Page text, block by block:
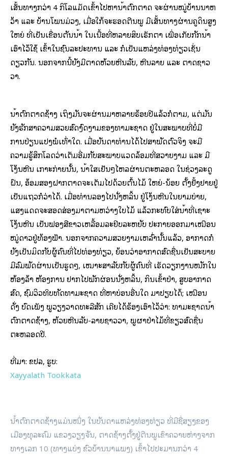
ເສັ້ນທາງກວ່າ 4 ກິໂລແມັດເຂົ້າໄປຫານ້ຳຕົກຕາດ ຈະຜ່ານໝູ່ບ້ານນາຫ
ວ້າ ແລະ ບ້ານໂພນມ່ວງ, ເມື່ອໃກ້ຈະຮອດຕີນພູ ມີເສັ້ນທາງຜ່ານຄູດິນສູງ
ໃຫຍ່ ທີ່ເປັນເຂື່ອນຕັນນ້ຳ ໃນເນື້ອທີ່ຫລາຍສິບເຮັກຕາ ເພື່ອເກັບກັກນ້ຳ
ເອົາໄວ້ໃຊ້ ເຂົ້າໃນຊົນລະປະທານ ແລະ ກໍເປັນແຫລ່ງທ່ອງທ່ຽວເຊັ່ນ
ດຽວກັນ. ນອກຈາກ​ນີ້ຍັງ​ມີຕາດຫ້ວຍຫີນລັບ, ຫີນລາຍ ແລະ ຕາດຊາວ
ວາ.
ນ້ຳຕົກຕາດຊ້າງ ເຖິງມັນຈະຜ່ານມາຫລາຍຮ້ອຍປີແລ້ວກໍຕາມ, ແຕ່ມັນ
ຍັງຮັກສາຄວາມສວຍສົດງົດງາມຂອງທຳມະຊາດ ຢູ່ໃນສະພາບທີ່ບໍ່ມີ
ການປ່ຽນແປງພໍເທົ່າໃດ. ເມື່ອບັນດາທ່ານໄດ້ໄປສຳພັດຕົວຈິງ ຈະມີ
ຄວາມຮູ້ສຶກໂລດວ່າເຕັມອີ່ມກັບສະພາບແວດລ້ອມທີ່​ສວາຍ​ງາມ ​ແລະ ມີ
ໂງ້ນຫີນ ເກາະກ່າຍນັ້ນ, ນ້ຳໃສເຢັນໆໄຫລຜ່ານຕະຫລອດ ໃນຊ່ວງລະດູ
ຝົນ, ອ້ອມສອງຝາກຕາດຈະເຕັມໄປດ້ວຍຕົ້ນໄມ້ ໃຫຍ່-ນ້ອຍ ຕັ້ງຢັ້ງຢາຍຢູ່
ເປັນແຖວກໍວ່າໄດ້. ເມື່ອທ່ານລອງໄປນັ່ງຫລິ້ນ ຢູ່ໂງ້ນຫີນໃນຍາມບ່າຍ,
ແສງແດດຈະສອດສ່ອງມາຕາມຫວ່າງໃບໄມ້​ ແລ້ວກະທົບໃສ່ນ້ຳທີ່ເຊາະ
ໂງ້ນຫີນ ເປັນຟອງສີຂາວເຫລື້ອມລະຢິບລະຫຍັບ ປະກາຍອອກມາເໝືອນ
ໝູ່ດາວຢູ່ທ້ອງຟ້າ. ນອກຈາກຄວາມສວຍງາມ​ເຫລົ່າ​ນັ້ນແລ້ວ, ອາກາດກໍ
ຍັງເປັນມິດກັບຜູ້ຄົນທີ່ໄປທ່ອງທ່ຽວ, ຍ້ອນວ່າອາກາດສົດຊື່ນເຢັນສະບາຍ
ມີລົມພັດຜ່ານເປັນຮູດໆ, ເໝາະສຳລັບກັບຜູ້ຄົນທີ່ ເຮັດວຽກງານໜັກໃນ
ຫ້ອງລ້າ ຫ້ອງການ ຢາກໄປພັກຜ່ອນນັ່ງຫລິ້ນ, ກິນເຂົ້າປ່າ, ສູບອາກາດ
ສົດ, ຊົມວິວທິບທັດທຳມະຊາດ ທີ່ຫາບ່ອນອື່ນໃດ ມາປຽບໄດ້; ເໝືອນ
ດັ່ງ ບົດເພັງ ພູວຽງວາດທະລີສັກ ເຄີຍໄດ້ຮ້ອງເອົາໄວ້ວ່າ: ທຳມະຊາດນ້ຳ
ຕົກຕາດຊ້າງ, ຫ້ວຍຫີນລັບ-ລາຍຊາວວາ, ພູຜາປ່າໄມ້ທີ່ຂຽວສົດຊື່ນ
ຕະຫລອດປີ.
ທີ່​ມາ: ຂ​ປ​ລ, ຮູບ:
Xayyalath Tookkata
ນ້ຳຕົກຕາດຊ້າງແມ່ນໜຶ່ງ ໃນບັນດາແຫລ່ງທ່ອງທ່ຽວ ທີ່ມີຊື່ສຽງຂອງ
ເມືອງທຸລະຄົມ ແຂວງວຽງຈັນ, ຕາດຊ້າງຕັ້ງຢູ່ຕີນພູເຂົາຄວາຍຫ່າງຈາກ
ທາງເລກ 10 (ທາງແບ່ງ ຂົວບ້ານນາແພງ) ເຂົ້າໄປປະມານກວ່າ 4